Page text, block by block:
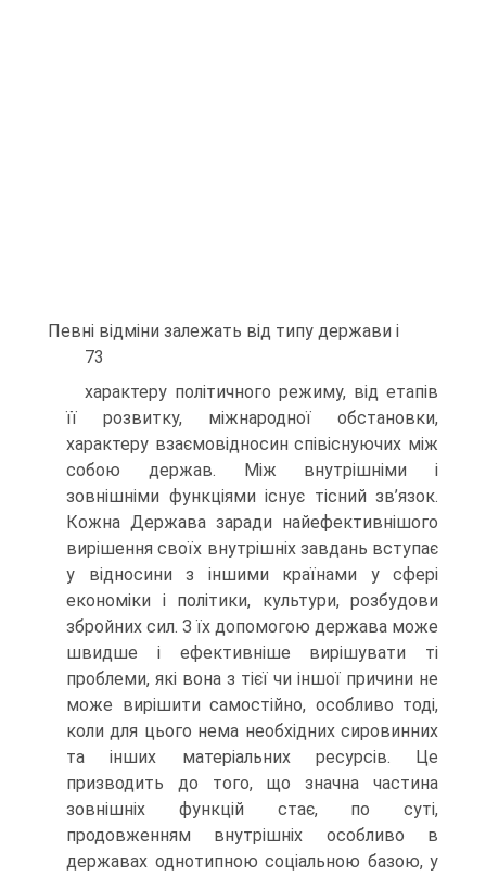
Певні відміни залежать від типу держави і
73
характеру політичного режиму, від етапів
її розвитку, міжнародної обстановки,
характеру взаємовідносин співіснуючих між
собою держав. Між внутрішніми і
зовнішніми функціями існує тісний зв’язок.
Кожна Держава заради найефективнішого
вирішення своїх внутрішніх завдань вступає
у відносини з іншими країнами у сфері
економіки і політики, культури, розбудови
збройних сил. З їх допомогою держава може
швидше і ефективніше вирішувати ті
проблеми, які вона з тієї чи іншої причини не
може вирішити самостійно, особливо тоді,
коли для цього нема необхідних сировинних
та інших матеріальних ресурсів. Це
призводить до того, що значна частина
зовнішніх функцій стає, по суті,
продовженням внутрішніх особливо в
державах однотипною соціальною базою, у